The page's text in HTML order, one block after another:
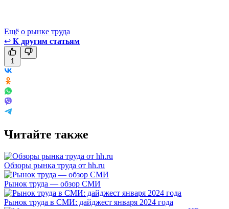
Ещё о рынке труда
↩ К другим статьям
1
Читайте также
Обзоры рынка труда от hh.ru
Рынок труда — обзор СМИ
Рынок труда в СМИ: дайджест января 2024 года